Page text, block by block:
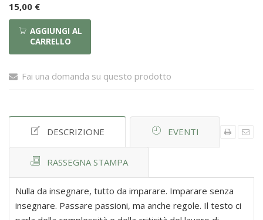
15,00 €
AGGIUNGI AL
CARRELLO
Fai una domanda su questo prodotto
DESCRIZIONE EVENTI
RASSEGNA STAMPA
Nulla da insegnare, tutto da imparare. Imparare senza
insegnare. Passare passioni, ma anche regole. Il testo ci